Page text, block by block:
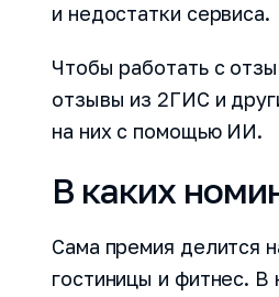
и недостатки сервиса.
Чтобы работать с
отзывы из 2ГИС и
на них с помощью ИИ.
В каких
Сама премия делится
гостиницы и фитнес. В